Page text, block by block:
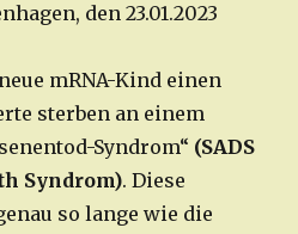
den 23.01.2023
mRNA-Kind einen
sterben an einem
Syndrom“ (SADS
Syndrom). Diese
so lange wie die